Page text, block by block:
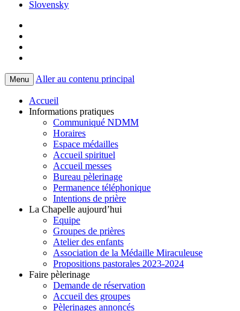
Slovensky
Menu Aller au contenu principal
Accueil
Informations pratiques
Communiqué NDMM
Horaires
Espace médailles
Accueil spirituel
Accueil messes
Bureau pèlerinage
Permanence téléphonique
Intentions de prière
La Chapelle aujourd’hui
Equipe
Groupes de prières
Atelier des enfants
Association de la Médaille Miraculeuse
Propositions pastorales 2023-2024
Faire pèlerinage
Demande de réservation
Accueil des groupes
Pèlerinages annoncés